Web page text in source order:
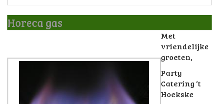
Horeca gas
Met
vriendelijke
groeten,
Party
Catering ‘t
Hoekske